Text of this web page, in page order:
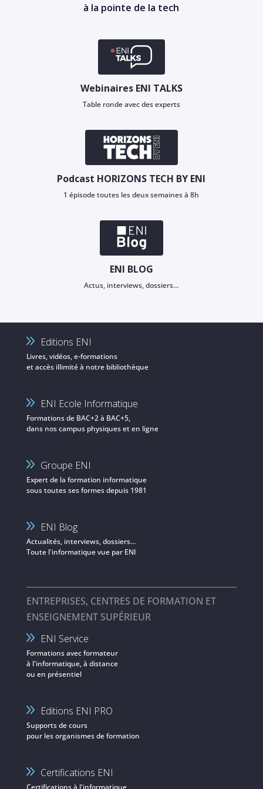
à la pointe de la tech
Webinaires ENI TALKS
Table ronde avec des experts
Podcast HORIZONS TECH BY ENI
1 épisode toutes les deux semaines à 8h
ENI BLOG
Actus, interviews, dossiers…
Editions ENI
Livres, vidéos, e-formations
et accès illimité à notre bibliothèque
ENI Ecole Informatique
Formations de BAC+2 à BAC+5,
dans nos campus physiques et en ligne
Groupe ENI
Expert de la formation informatique
sous toutes ses formes depuis 1981
ENI Blog
Actualités, interviews, dossiers…
Toute l'informatique vue par ENI
ENTREPRISES, CENTRES DE FORMATION ET
ENSEIGNEMENT SUPÉRIEUR
ENI Service
Formations avec formateur
à l'informatique, à distance
ou en présentiel
Editions ENI PRO
Supports de cours
pour les organismes de formation
Certifications ENI
Certifications à l'informatique